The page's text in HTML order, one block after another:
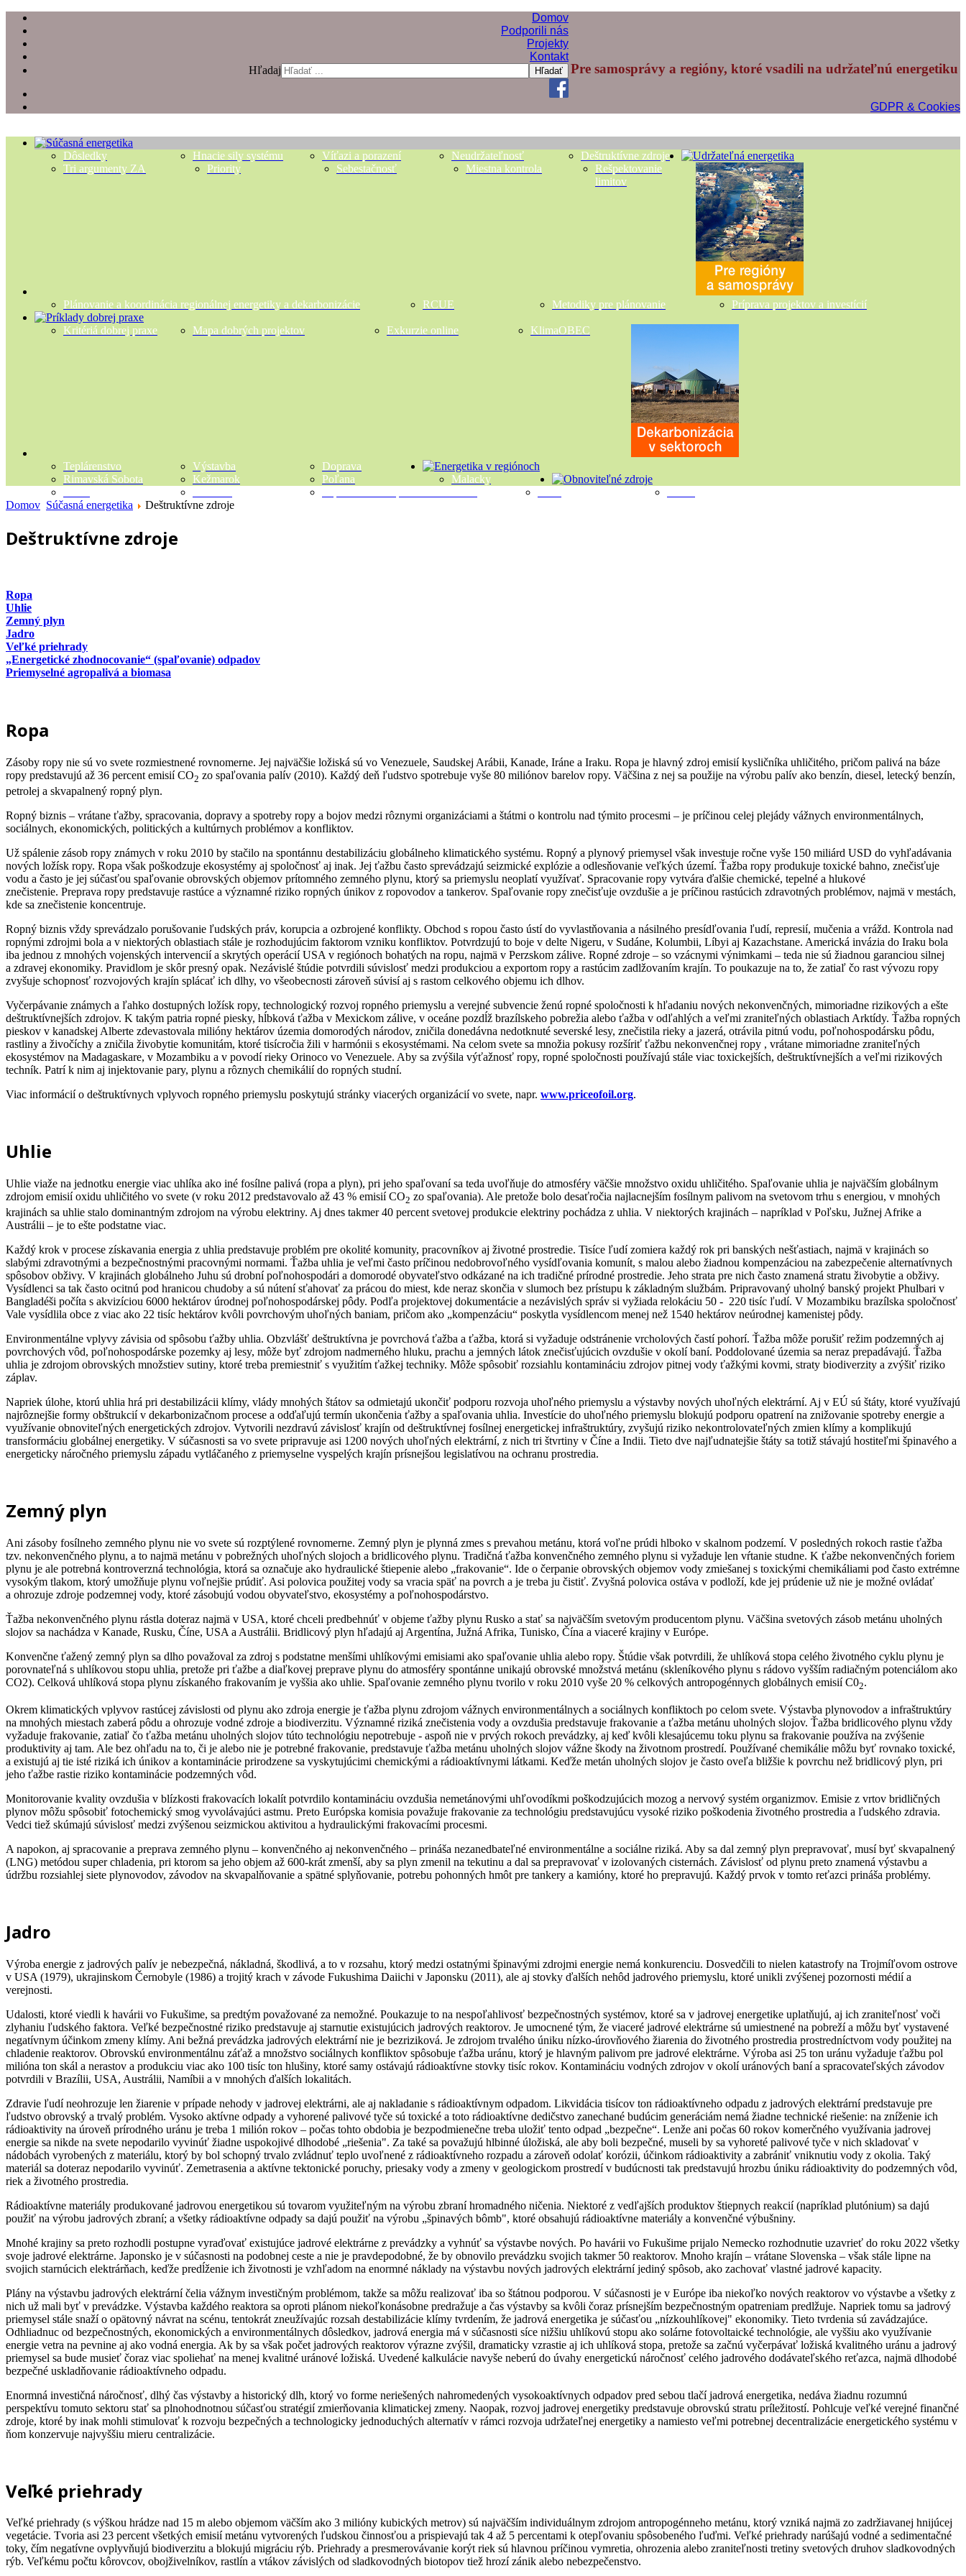
Pre samosprávy a regióny, ktoré vsadili na udržateľnú energetiku
Domov
Podporili nás
Projekty
Kontakt
Hľadaj
Hľadať
GDPR & Cookies
Dôsledky Hnacie sily systému Víťazi a porazení Neudržateľnosť
Deštruktívne zdroje
Tri argumenty ZA
Priority Sebestačnosť Miestna kontrola
Rešpektovanie
limitov
Plánovanie a koordinácia regionálnej energetiky a dekarbonizácie RCUE Metodiky pre plánovanie Príprava projektov a investícií
Kritériá dobrej praxe Mapa dobrých projektov Exkurzie online KlimaOBEC
Teplárenstvo Výstavba
Doprava
Rimavská Sobota
Kežmarok Poľana
Malacky
Domov Súčasná energetika Deštruktívne zdroje
Deštruktívne zdroje
Ropa
Uhlie
Zemný plyn
Jadro
Veľké priehrady
„Energetické zhodnocovanie“ (spaľovanie) odpadov
Priemyselné agropalivá a biomasa
Ropa
Zásoby ropy nie sú vo svete rozmiestnené rovnomerne. Jej najväčšie ložiská sú vo Venezuele, Saudskej Arábii, Kanade, Iráne a Iraku. Ropa je hlavný zdroj emisií kysličníka uhličitého, pričom palivá na báze
ropy predstavujú až 36 percent emisií CO2 zo spaľovania palív (2010). Každý deň ľudstvo spotrebuje vyše 80 miliónov barelov ropy. Väčšina z nej sa použije na výrobu palív ako benzín, diesel, letecký benzín,
petrolej a skvapalnený ropný plyn.
Ropný biznis – vrátane ťažby, spracovania, dopravy a spotreby ropy a bojov medzi rôznymi organizáciami a štátmi o kontrolu nad týmito procesmi – je príčinou celej plejády vážnych environmentálnych,
sociálnych, ekonomických, politických a kultúrnych problémov a konfliktov.
Už spálenie zásob ropy známych v roku 2010 by stačilo na spontánnu destabilizáciu globálneho klimatického systému. Ropný a plynový priemysel však investuje ročne vyše 150 miliárd USD do vyhľadávania
nových ložísk ropy. Ropa však poškodzuje ekosystémy aj spoločnosť aj inak. Jej ťažbu často sprevádzajú seizmické explózie a odlesňovanie veľkých území. Ťažba ropy produkuje toxické bahno, znečisťuje
vodu a často je jej súčasťou spaľovanie obrovských objemov prítomného zemného plynu, ktorý sa priemyslu neoplatí využívať. Spracovanie ropy vytvára ďalšie chemické, tepelné a hlukové
znečistenie. Preprava ropy predstavuje rastúce a významné riziko ropných únikov z ropovodov a tankerov. Spaľovanie ropy znečisťuje ovzdušie a je príčinou rastúcich zdravotných problémov, najmä v mestách,
kde sa znečistenie koncentruje.
Ropný biznis vždy sprevádzalo porušovanie ľudských práv, korupcia a ozbrojené konflikty. Obchod s ropou často ústí do vyvlastňovania a násilného presídľovania ľudí, represií, mučenia a vrážd. Kontrola nad
ropnými zdrojmi bola a v niektorých oblastiach stále je rozhodujúcim faktorom vzniku konfliktov. Potvrdzujú to boje v delte Nigeru, v Sudáne, Kolumbii, Líbyi aj Kazachstane. Americká invázia do Iraku bola
iba jednou z mnohých vojenských intervencií a skrytých operácií USA v regiónoch bohatých na ropu, najmä v Perzskom zálive. Ropné zdroje – so vzácnymi výnimkami – teda nie sú žiadnou garanciou silnej
a zdravej ekonomiky. Pravidlom je skôr presný opak. Nezávislé štúdie potvrdili súvislosť medzi produkciou a exportom ropy a rastúcim zadlžovaním krajín. To poukazuje na to, že zatiaľ čo rast vývozu ropy
zvyšuje schopnosť rozvojových krajín splácať ich dlhy, vo všeobecnosti zároveň súvisí aj s rastom celkového objemu ich dlhov.
Vyčerpávanie známych a ľahko dostupných ložísk ropy, technologický rozvoj ropného priemyslu a verejné subvencie ženú ropné spoločnosti k hľadaniu nových nekonvenčných, mimoriadne rizikových a ešte
deštruktívnejších zdrojov. K takým patria ropné piesky, hĺbková ťažba v Mexickom zálive, v oceáne pozdĺž brazílskeho pobrežia alebo ťažba v odľahlých a veľmi zraniteľných oblastiach Arktídy. Ťažba ropných
pieskov v kanadskej Alberte zdevastovala milióny hektárov územia domorodých národov, zničila donedávna nedotknuté severské lesy, znečistila rieky a jazerá, otrávila pitnú vodu, poľnohospodársku pôdu,
rastliny a živočíchy a zničila živobytie komunitám, ktoré tisícročia žili v harmónii s ekosystémami. Na celom svete sa množia pokusy rozšíriť ťažbu nekonvenčnej ropy , vrátane mimoriadne zraniteľných
ekosystémov na Madagaskare, v Mozambiku a v povodí rieky Orinoco vo Venezuele. Aby sa zvýšila výťažnosť ropy, ropné spoločnosti používajú stále viac toxickejších, deštruktívnejších a veľmi rizikových
techník. Patrí k nim aj injektovanie pary, plynu a rôznych chemikálií do ropných studní.
Viac informácií o deštruktívnych vplyvoch ropného priemyslu poskytujú stránky viacerých organizácií vo svete, napr. www.priceofoil.org.
Uhlie
Uhlie viaže na jednotku energie viac uhlíka ako iné fosílne palivá (ropa a plyn), pri jeho spaľovaní sa teda uvoľňuje do atmosféry väčšie množstvo oxidu uhličitého. Spaľovanie uhlia je najväčším globálnym
zdrojom emisií oxidu uhličitého vo svete (v roku 2012 predstavovalo až 43 % emisií CO2 zo spaľovania). Ale pretože bolo desaťročia najlacnejším fosílnym palivom na svetovom trhu s energiou, v mnohých
krajinách sa uhlie stalo dominantným zdrojom na výrobu elektriny. Aj dnes takmer 40 percent svetovej produkcie elektriny pochádza z uhlia. V niektorých krajinách – napríklad v Poľsku, Južnej Afrike a
Austrálii – je to ešte podstatne viac.
Každý krok v procese získavania energia z uhlia predstavuje problém pre okolité komunity, pracovníkov aj životné prostredie. Tisíce ľudí zomiera každý rok pri banských nešťastiach, najmä v krajinách so
slabými zdravotnými a bezpečnostnými pracovnými normami. Ťažba uhlia je veľmi často príčinou nedobrovoľného vysídľovania komunít, s malou alebo žiadnou kompenzáciou na zabezpečenie alternatívnych
spôsobov obživy. V krajinách globálneho Juhu sú drobní poľnohospodári a domorodé obyvateľstvo odkázané na ich tradičné prírodné prostredie. Jeho strata pre nich často znamená stratu živobytie a obživy.
Vysídlenci sa tak často ocitnú pod hranicou chudoby a sú nútení sťahovať za prácou do miest, kde neraz skončia v slumoch bez prístupu k základným službám. Pripravovaný uholný banský projekt Phulbari v
Bangladéši počíta s akvizíciou 6000 hektárov úrodnej poľnohospodárskej pôdy. Podľa projektovej dokumentácie a nezávislých správ si vyžiada relokáciu 50 - 220 tisíc ľudí. V Mozambiku brazílska spoločnosť
Vale vysídlila obce z viac ako 22 tisíc hektárov kvôli povrchovým uhoľných baniam, pričom ako „kompenzáciu“ poskytla vysídlencom menej než 1540 hektárov neúrodnej kamenistej pôdy.
Environmentálne vplyvy závisia od spôsobu ťažby uhlia. Obzvlášť deštruktívna je povrchová ťažba a ťažba, ktorá si vyžaduje odstránenie vrcholových častí pohorí. Ťažba môže porušiť režim podzemných aj
povrchových vôd, poľnohospodárske pozemky aj lesy, môže byť zdrojom nadmerného hluku, prachu a jemných látok znečisťujúcich ovzdušie v okolí baní. Poddolované územia sa neraz prepadávajú. Ťažba
uhlia je zdrojom obrovských množstiev sutiny, ktoré treba premiestniť s využitím ťažkej techniky. Môže spôsobiť rozsiahlu kontamináciu zdrojov pitnej vody ťažkými kovmi, straty biodiverzity a zvýšiť riziko
záplav.
Napriek úlohe, ktorú uhlia hrá pri destabilizácii klímy, vlády mnohých štátov sa odmietajú ukončiť podporu rozvoja uhoľného priemyslu a výstavby nových uhoľných elektrární. Aj v EÚ sú štáty, ktoré využívajú
najrôznejšie formy obštrukcií v dekarbonizačnom procese a odďaľujú termín ukončenia ťažby a spaľovania uhlia. Investície do uhoľného priemyslu blokujú podporu opatrení na znižovanie spotreby energie a
využívanie obnoviteľných energetických zdrojov. Vytvorili nezdravú závislosť krajín od deštruktívnej fosílnej energetickej infraštruktúry, zvyšujú riziko nekontrolovateľných zmien klímy a komplikujú
transformáciu globálnej energetiky. V súčasnosti sa vo svete pripravuje asi 1200 nových uhoľných elektrární, z nich tri štvrtiny v Číne a Indii. Tieto dve najľudnatejšie štáty sa totiž stávajú hostiteľmi špinavého a
energeticky náročného priemyslu západu vytláčaného z priemyselne vyspelých krajín prísnejšou legislatívou na ochranu prostredia.
Zemný plyn
Ani zásoby fosílneho zemného plynu nie vo svete sú rozptýlené rovnomerne. Zemný plyn je plynná zmes s prevahou metánu, ktorá voľne prúdi hlboko v skalnom podzemí. V posledných rokoch rastie ťažba
tzv. nekonvenčného plynu, a to najmä metánu v pobrežných uhoľných slojoch a bridlicového plynu. Tradičná ťažba konvenčného zemného plynu si vyžaduje len vŕtanie studne. K ťažbe nekonvenčných foriem
plynu je ale potrebná kontroverzná technológia, ktorá sa označuje ako hydraulické štiepenie alebo „frakovanie“. Ide o čerpanie obrovských objemov vody zmiešanej s toxickými chemikáliami pod často extrémne
vysokým tlakom, ktorý umožňuje plynu voľnejšie prúdiť. Asi polovica použitej vody sa vracia späť na povrch a je treba ju čistiť. Zvyšná polovica ostáva v podloží, kde jej prúdenie už nie je možné ovládať
a ohrozuje zdroje podzemnej vody, ktoré zásobujú vodou obyvateľstvo, ekosystémy a poľnohospodárstvo.
Ťažba nekonvenčného plynu rástla doteraz najmä v USA, ktoré chceli predbehnúť v objeme ťažby plynu Rusko a stať sa najväčším svetovým producentom plynu. Väčšina svetových zásob metánu uholných
slojov sa nachádza v Kanade, Rusku, Číne, USA a Austrálii. Bridlicový plyn hľadajú aj Argentína, Južná Afrika, Tunisko, Čína a viaceré krajiny v Európe.
Konvenčne ťažený zemný plyn sa dlho považoval za zdroj s podstatne menšími uhlíkovými emisiami ako spaľovanie uhlia alebo ropy. Štúdie však potvrdili, že uhlíková stopa celého životného cyklu plynu je
porovnateľná s uhlíkovou stopu uhlia, pretože pri ťažbe a diaľkovej preprave plynu do atmosféry spontánne unikajú obrovské množstvá metánu (skleníkového plynu s rádovo vyšším radiačným potenciálom ako
CO2). Celková uhlíková stopa plynu získaného frakovaním je vyššia ako uhlie. Spaľovanie zemného plynu tvorilo v roku 2010 vyše 20 % celkových antropogénnych globálnych emisií C02.
Okrem klimatických vplyvov rastúcej závislosti od plynu ako zdroja energie je ťažba plynu zdrojom vážnych environmentálnych a sociálnych konfliktoch po celom svete. Výstavba plynovodov a infraštruktúry
na mnohých miestach zaberá pôdu a ohrozuje vodné zdroje a biodiverzitu. Významné riziká znečistenia vody a ovzdušia predstavuje frakovanie a ťažba metánu uholných slojov. Ťažba bridlicového plynu vždy
vyžaduje frakovanie, zatiaľ čo ťažba metánu uholných slojov túto technológiu nepotrebuje - aspoň nie v prvých rokoch prevádzky, aj keď kvôli klesajúcemu toku plynu sa frakovanie používa na zvýšenie
produktivity aj tam. Ale bez ohľadu na to, či je alebo nie je potrebné frakovanie, predstavuje ťažba metánu uholných slojov vážne škody na životnom prostredí. Používané chemikálie môžu byť rovnako toxické,
a existujú aj tie isté riziká ich únikov a kontaminácie prirodzene sa vyskytujúcimi chemickými a rádioaktívnymi látkami. Keďže metán uholných slojov je často oveľa bližšie k povrchu než bridlicový plyn, pri
jeho ťažbe rastie riziko kontaminácie podzemných vôd.
Monitorovanie kvality ovzdušia v blízkosti frakovacích lokalít potvrdilo kontamináciu ovzdušia nemetánovými uhľovodíkmi poškodzujúcich mozog a nervový systém organizmov. Emisie z vrtov bridličných
plynov môžu spôsobiť fotochemický smog vyvolávajúci astmu. Preto Európska komisia považuje frakovanie za technológiu predstavujúcu vysoké riziko poškodenia životného prostredia a ľudského zdravia.
Vedci tiež skúmajú súvislosť medzi zvýšenou seizmickou aktivitou a hydraulickými frakovacími procesmi.
A napokon, aj spracovanie a preprava zemného plynu – konvenčného aj nekonvenčného – prináša nezanedbateľné environmentálne a sociálne riziká. Aby sa dal zemný plyn prepravovať, musí byť skvapalnený
(LNG) metódou super chladenia, pri ktorom sa jeho objem až 600-krát zmenší, aby sa plyn zmenil na tekutinu a dal sa prepravovať v izolovaných cisternách. Závislosť od plynu preto znamená výstavbu a
údržbu rozsiahlej siete plynovodov, závodov na skvapalňovanie a spätné splyňovanie, potrebu pohonných hmôt pre tankery a kamióny, ktoré ho prepravujú. Každý prvok v tomto reťazci prináša problémy.
Jadro
Výroba energie z jadrových palív je nebezpečná, nákladná, škodlivá, a to v rozsahu, ktorý medzi ostatnými špinavými zdrojmi energie nemá konkurenciu. Dosvedčili to nielen katastrofy na Trojmíľovom ostrove
v USA (1979), ukrajinskom Černobyle (1986) a trojitý krach v závode Fukushima Daiichi v Japonsku (2011), ale aj stovky ďalších nehôd jadrového priemyslu, ktoré unikli zvýšenej pozornosti médií a
verejnosti.
Udalosti, ktoré viedli k havárii vo Fukušime, sa predtým považované za nemožné. Poukazuje to na nespoľahlivosť bezpečnostných systémov, ktoré sa v jadrovej energetike uplatňujú, aj ich zraniteľnosť voči
zlyhaniu ľudského faktora. Veľké bezpečnostné riziko predstavuje aj starnutie existujúcich jadrových reaktorov. Je umocnené tým, že viaceré jadrové elektrárne sú umiestnené na pobreží a môžu byť vystavené
negatívnym účinkom zmeny klímy. Ani bežná prevádzka jadrových elektrární nie je bezriziková. Je zdrojom trvalého úniku nízko-úrovňového žiarenia do životného prostredia prostredníctvom vody použitej na
chladenie reaktorov. Obrovskú environmentálnu záťaž a množstvo sociálnych konfliktov spôsobuje ťažba uránu, ktorý je hlavným palivom pre jadrové elektrárne. Výroba asi 25 ton uránu vyžaduje ťažbu pol
milióna ton skál a nerastov a produkciu viac ako 100 tisíc ton hlušiny, ktoré samy ostávajú rádioaktívne stovky tisíc rokov. Kontamináciu vodných zdrojov v okolí uránových baní a spracovateľských závodov
potvrdili v Brazílii, USA, Austrálii, Namíbii a v mnohých ďalších lokalitách.
Zdravie ľudí neohrozuje len žiarenie v prípade nehody v jadrovej elektrárni, ale aj nakladanie s rádioaktívnym odpadom. Likvidácia tisícov ton rádioaktívneho odpadu z jadrových elektrární predstavuje pre
ľudstvo obrovský a trvalý problém. Vysoko aktívne odpady a vyhorené palivové tyče sú toxické a toto rádioaktívne dedičstvo zanechané budúcim generáciám nemá žiadne technické riešenie: na zníženie ich
rádioaktivity na úroveň prírodného uránu je treba 1 milión rokov – počas tohto obdobia je bezpodmienečne treba uložiť tento odpad „bezpečne“. Lenže ani počas 60 rokov komerčného využívania jadrovej
energie sa nikde na svete nepodarilo vyvinúť žiadne uspokojivé dlhodobé „riešenia". Za také sa považujú hlbinné úložiská, ale aby boli bezpečné, museli by sa vyhoreté palivové tyče v nich skladovať v
nádobách vyrobených z materiálu, ktorý by bol schopný trvalo zvládnuť teplo uvoľnené z rádioaktívneho rozpadu a zároveň odolať korózii, účinkom rádioaktivity a zabrániť vniknutiu vody z okolia. Taký
materiál sa doteraz nepodarilo vyvinúť. Zemetrasenia a aktívne tektonické poruchy, priesaky vody a zmeny v geologickom prostredí v budúcnosti tak predstavujú hrozbu úniku rádioaktivity do podzemných vôd,
riek a životného prostredia.
Rádioaktívne materiály produkované jadrovou energetikou sú tovarom využiteľným na výrobu zbraní hromadného ničenia. Niektoré z vedľajších produktov štiepnych reakcií (napríklad plutónium) sa dajú
použiť na výrobu jadrových zbraní; a všetky rádioaktívne odpady sa dajú použiť na výrobu „špinavých bômb", ktoré obsahujú rádioaktívne materiály a konvenčné výbušniny.
Mnohé krajiny sa preto rozhodli postupne vyraďovať existujúce jadrové elektrárne z prevádzky a vyhnúť sa výstavbe nových. Po havárii vo Fukušime prijalo Nemecko rozhodnutie uzavrieť do roku 2022 všetky
svoje jadrové elektrárne. Japonsko je v súčasnosti na podobnej ceste a nie je pravdepodobné, že by obnovilo prevádzku svojich takmer 50 reaktorov. Mnoho krajín – vrátane Slovenska – však stále lipne na
svojich starnúcich elektrárňach, keďže predĺženie ich životnosti je vzhľadom na enormné náklady na výstavbu nových jadrových elektrární jediný spôsob, ako zachovať vlastné jadrové kapacity.
Plány na výstavbu jadrových elektrární čelia vážnym investičným problémom, takže sa môžu realizovať iba so štátnou podporou. V súčasnosti je v Európe iba niekoľko nových reaktorov vo výstavbe a všetky z
nich už mali byť v prevádzke. Výstavba každého reaktora sa oproti plánom niekoľkonásobne predražuje a čas výstavby sa kvôli čoraz prísnejším bezpečnostným opatreniam predlžuje. Napriek tomu sa jadrový
priemysel stále snaží o opätovný návrat na scénu, tentokrát zneužívajúc rozsah destabilizácie klímy tvrdením, že jadrová energetika je súčasťou „nízkouhlíkovej" ekonomiky. Tieto tvrdenia sú zavádzajúce.
Odhliadnuc od bezpečnostných, ekonomických a environmentálnych dôsledkov, jadrová energia má v súčasnosti síce nižšiu uhlíkovú stopu ako solárne fotovoltaické technológie, ale vyššiu ako využívanie
energie vetra na pevnine aj ako vodná energia. Ak by sa však počet jadrových reaktorov výrazne zvýšil, dramaticky vzrastie aj ich uhlíková stopa, pretože sa začnú vyčerpávať ložiská kvalitného uránu a jadrový
priemysel sa bude musieť čoraz viac spoliehať na menej kvalitné uránové ložiská. Uvedené kalkulácie navyše neberú do úvahy energetickú náročnosť celého jadrového dodávateľského reťazca, najmä dlhodobé
bezpečné uskladňovanie rádioaktívneho odpadu.
Enormná investičná náročnosť, dlhý čas výstavby a historický dlh, ktorý vo forme neriešených nahromedených vysokoaktívnych odpadov pred sebou tlačí jadrová energetika, nedáva žiadnu rozumnú
perspektívu tomuto sektoru stať sa plnohodnotnou súčasťou stratégií zmierňovania klimatickej zmeny. Naopak, rozvoj jadrovej energetiky predstavuje obrovskú stratu príležitostí. Pohlcuje veľké verejné finančné
zdroje, ktoré by inak mohli stimulovať k rozvoju bezpečných a technologicky jednoduchých alternatív v rámci rozvoja udržateľnej energetiky a namiesto veľmi potrebnej decentralizácie energetického systému v
ňom konzervuje najvyššiu mieru centralizácie.
Veľké priehrady
Veľké priehrady (s výškou hrádze nad 15 m alebo objemom väčším ako 3 milióny kubických metrov) sú najväčším individuálnym zdrojom antropogénneho metánu, ktorý vzniká najmä zo zadržiavanej hnijúcej
vegetácie. Tvoria asi 23 percent všetkých emisií metánu vytvorených ľudskou činnosťou a prispievajú tak 4 až 5 percentami k otepľovaniu spôsobeného ľuďmi. Veľké priehrady narúšajú vodné a sedimentačné
toky, čím negatívne ovplyvňujú biodiverzitu a blokujú migráciu rýb. Priehrady a presmerovávanie korýt riek sú hlavnou príčinou vymretia, ohrozenia alebo zraniteľnosti tretiny svetových druhov sladkovodných
rýb. Veľkému počtu kôrovcov, obojživelníkov, rastlín a vtákov závislých od sladkovodných biotopov tiež hrozí zánik alebo nebezpečenstvo.